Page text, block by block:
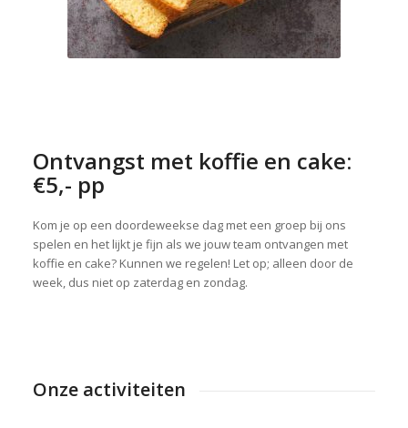
Ontvangst met koffie en cake:
€5,- pp
Kom je op een doordeweekse dag met een groep bij ons
spelen en het lijkt je fijn als we jouw team ontvangen met
koffie en cake? Kunnen we regelen! Let op; alleen door de
week, dus niet op zaterdag en zondag.
Onze activiteiten